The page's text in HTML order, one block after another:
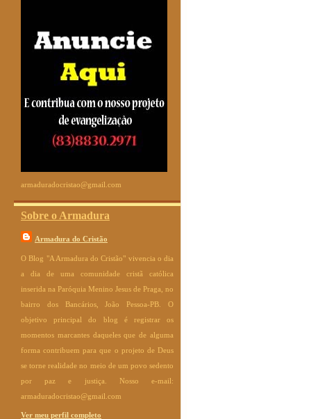
armaduradocristao@gmail.com
Sobre o Armadura
Armadura do Cristão
O Blog "A Armadura do Cristão" vivencia o dia
a dia de uma comunidade cristã católica
inserida na Paróquia Menino Jesus de Praga, no
bairro dos Bancários, João Pessoa-PB. O
objetivo principal do blog é registrar os
momentos marcantes daqueles que de alguma
forma contribuem para que o projeto de Deus
se torne realidade no meio de um povo sedento
por paz e justiça. Nosso e-mail:
armaduradocristao@gmail.com
Ver meu perfil completo